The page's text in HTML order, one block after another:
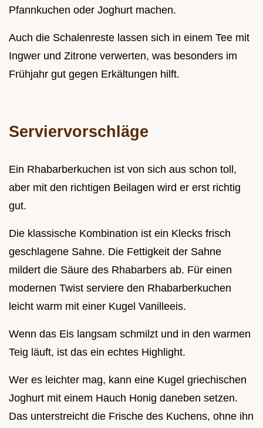
Pfannkuchen oder Joghurt machen.
Auch die Schalenreste lassen sich in einem Tee mit
Ingwer und Zitrone verwerten, was besonders im
Frühjahr gut gegen Erkältungen hilft.
Serviervorschläge
Ein Rhabarberkuchen ist von sich aus schon toll,
aber mit den richtigen Beilagen wird er erst richtig
gut.
Die klassische Kombination ist ein Klecks frisch
geschlagene Sahne. Die Fettigkeit der Sahne
mildert die Säure des Rhabarbers ab. Für einen
modernen Twist serviere den Rhabarberkuchen
leicht warm mit einer Kugel Vanilleeis.
Wenn das Eis langsam schmilzt und in den warmen
Teig läuft, ist das ein echtes Highlight.
Wer es leichter mag, kann eine Kugel griechischen
Joghurt mit einem Hauch Honig daneben setzen.
Das unterstreicht die Frische des Kuchens, ohne ihn